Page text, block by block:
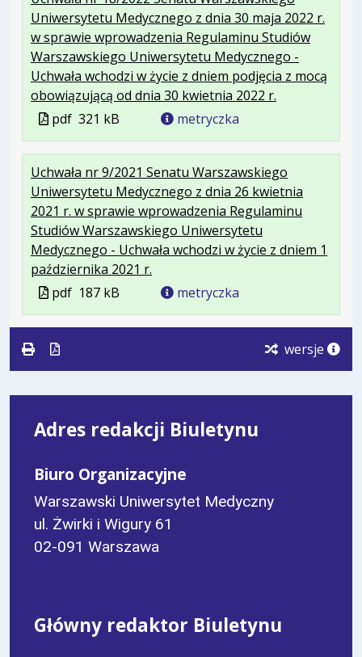
karcie.
Uniwersytetu Medycznego z dnia 30 maja 2022 r.
w sprawie wprowadzenia Regulaminu Studiów
Warszawskiego Uniwersytetu Medycznego -
Uchwała wchodzi w życie z dniem podjęcia z mocą
obowiązującą od dnia 30 kwietnia 2022 r.
formacie:
pdf
321
kB
w
nowej
karcie.
Plik
w
formacie
pdf 321 kB metryczka
Uchwała nr 9/2021 Senatu Warszawskiego
Uniwersytetu Medycznego z dnia 26 kwietnia
2021 r. w sprawie wprowadzenia Regulaminu
Studiów Warszawskiego Uniwersytetu
Medycznego - Uchwała wchodzi w życie z dniem 1
października 2021 r.
Plik
formacie:
Rozmiar
187
Otwiera
w
Plik
w
formacie
pdf 187 kB metryczka
wersje
Adres redakcji Biuletynu
Biuro Organizacyjne
Warszawski Uniwersytet Medyczny
ul. Żwirki i Wigury 61
02-091 Warszawa
Główny redaktor Biuletynu